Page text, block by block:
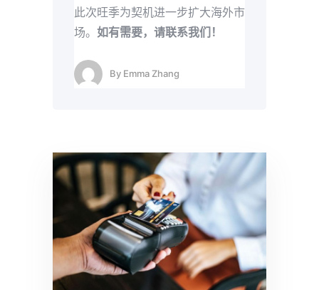
此次旺季为契机进一步扩大海外市
场。 如有需要，请联系我们！
By Emma Zhang